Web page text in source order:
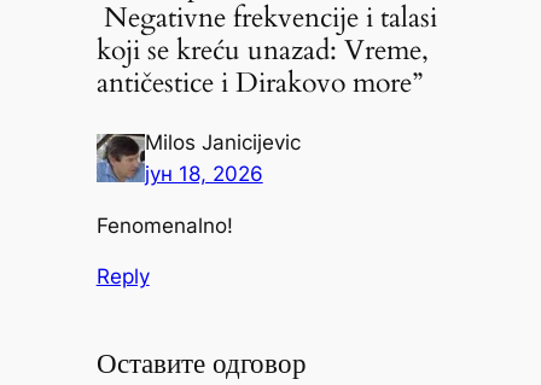
Negativne frekvencije i talasi
koji se kreću unazad: Vreme,
antičestice i Dirakovo more”
Milos Janicijevic
јун 18, 2026
Fenomenalno!
Reply
Оставите одговор